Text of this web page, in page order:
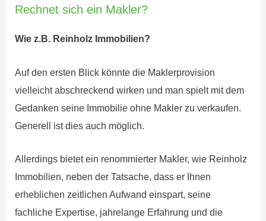
Rechnet sich ein Makler?
Wie z.B. Reinholz Immobilien?
Auf den ersten Blick könnte die Maklerprovision
vielleicht abschreckend wirken und man spielt mit dem
Gedanken seine Immobilie ohne Makler zu verkaufen.
Generell ist dies auch möglich.
Allerdings bietet ein renommierter Makler, wie Reinholz
Immobilien, neben der Tatsache, dass er Ihnen
erheblichen zeitlichen Aufwand einspart, seine
fachliche Expertise, jahrelange Erfahrung und die